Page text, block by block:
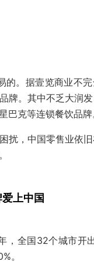
的。据壹览商业不
牌。其中不乏大润
巴克等连锁餐饮品牌
扰，中国零售业依
上中国
，全国32个城市开
。